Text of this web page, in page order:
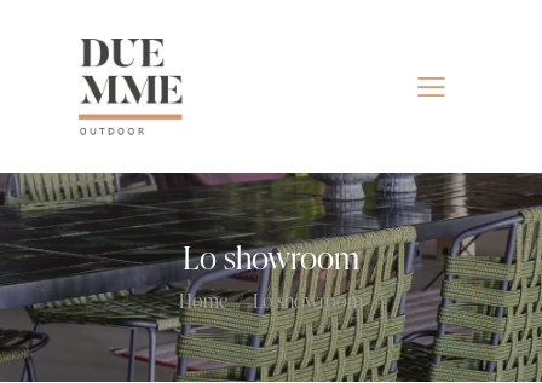
Lo showroom
Home Lo showroom